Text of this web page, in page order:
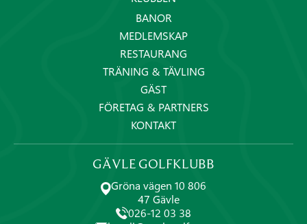
BANOR
MEDLEMSKAP
RESTAURANG
TRÄNING & TÄVLING
GÄST
FÖRETAG & PARTNERS
KONTAKT
GÄVLE GOLFKLUBB
Gröna vägen 10 806
47 Gävle
026-12 03 38